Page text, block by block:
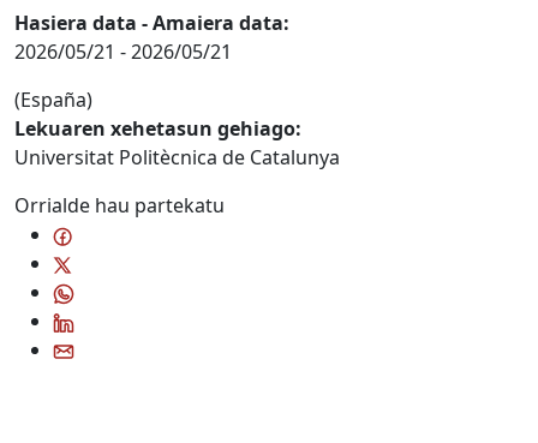
Hasiera data - Amaiera data:
2026/05/21 -2026/05/21
(España)
Lekuaren xehetasun gehiago:
Universitat Politècnica de Catalunya
Orrialde hau partekatu